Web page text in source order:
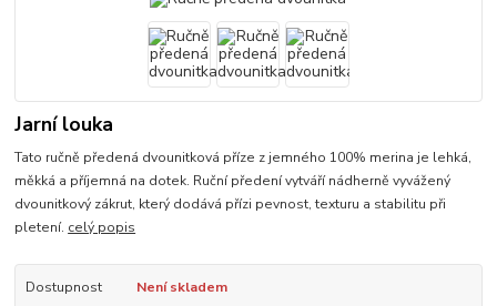
Jarní louka
Tato ručně předená dvounitková příze z jemného 100% merina je lehká,
měkká a příjemná na dotek. Ruční předení vytváří nádherně vyvážený
dvounitkový zákrut, který dodává přízi pevnost, texturu a stabilitu při
pletení. celý popis
Dostupnost Není skladem